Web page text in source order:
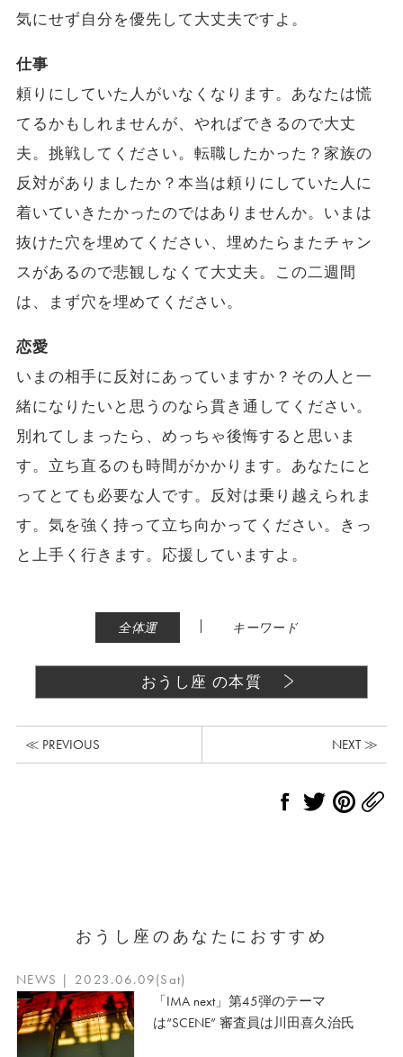
気にせず自分を優先して大丈夫ですよ。
仕事
頼りにしていた人がいなくなります。あなたは慌
てるかもしれませんが、やればできるので大丈
夫。挑戦してください。転職したかった？家族の
反対がありましたか？本当は頼りにしていた人に
着いていきたかったのではありませんか。いまは
抜けた穴を埋めてください、埋めたらまたチャン
スがあるので悲観しなくて大丈夫。この二週間
は、まず穴を埋めてください。
恋愛
いまの相手に反対にあっていますか？その人と一
緒になりたいと思うのなら貫き通してください。
別れてしまったら、めっちゃ後悔すると思いま
す。立ち直るのも時間がかかります。あなたにと
ってとても必要な人です。反対は乗り越えられま
す。気を強く持って立ち向かってください。きっ
と上手く行きます。応援していますよ。
全体運 | キーワード
おうし座 の本質
≪ PREVIOUS NEXT ≫
おうし座のあなたにおすすめ
NEWS | 2023.06.09(Sat)
「IMA next」第45弾のテーマ
は“SCENE” 審査員は川田喜久治氏